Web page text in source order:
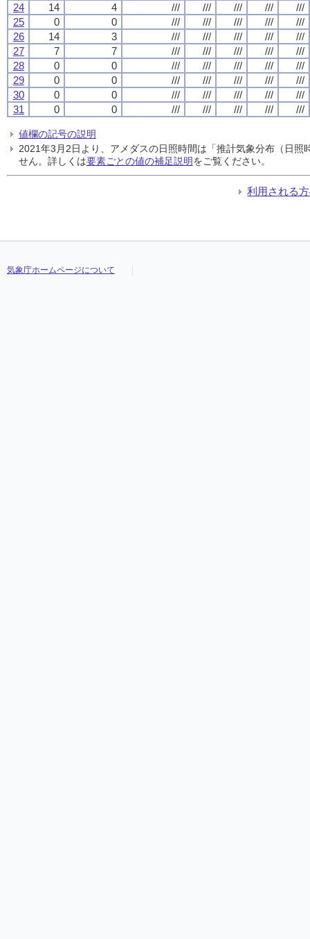
24
14 4 /// /// /// ///
///
25
0 0 /// /// /// ///
///
26
14 3 /// /// /// ///
///
27
7 7 /// /// /// ///
///
28
0 0 /// /// /// ///
///
29
0 0 /// /// /// ///
///
30
0 0 /// /// /// ///
///
31
0 0 /// /// /// /// ///
値欄の記号の説明
2021年3月2日より、アメダスの日照時間は「推計気象分布（日
せん。詳しくは要素ごとの値の補足説明をご覧ください。
利用される
気象庁ホームページについて